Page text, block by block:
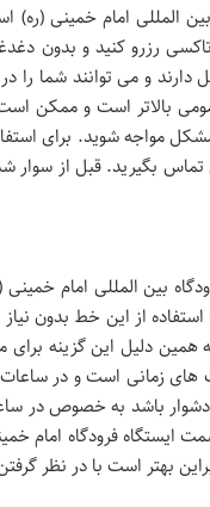
المللی امام خمینی (ره)
رزرو کنید و بدون
دارند و می توانند شما
بالاتر است و ممکن
مواجه شوید. برای
بگیرید. قبل از سوار
از این خط بدون
دلیل این گزینه برای
های زمانی است و در
باشد به خصوص در
خط 1 مترو برسانید و سپس به سمت
بهتر است با در نظر